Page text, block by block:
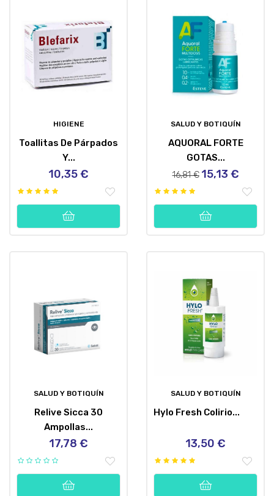
HIGIENE
Toallitas De Párpados
Y...
Precio
10,35 €
SALUD Y BOTIQUÍN
AQUORAL FORTE
GOTAS...
Precio
16,81 € Precio
15,13 €
SALUD Y BOTIQUÍN
Relive Sicca 30
Ampollas...
Precio
17,78 €
SALUD Y BOTIQUÍN
Hylo Fresh Colirio...
Precio
13,50 €